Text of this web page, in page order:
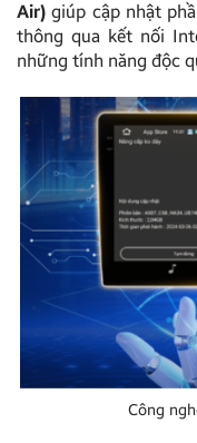
Air) giúp cập nhật
thông qua kết nối
những tính năng độc
Công